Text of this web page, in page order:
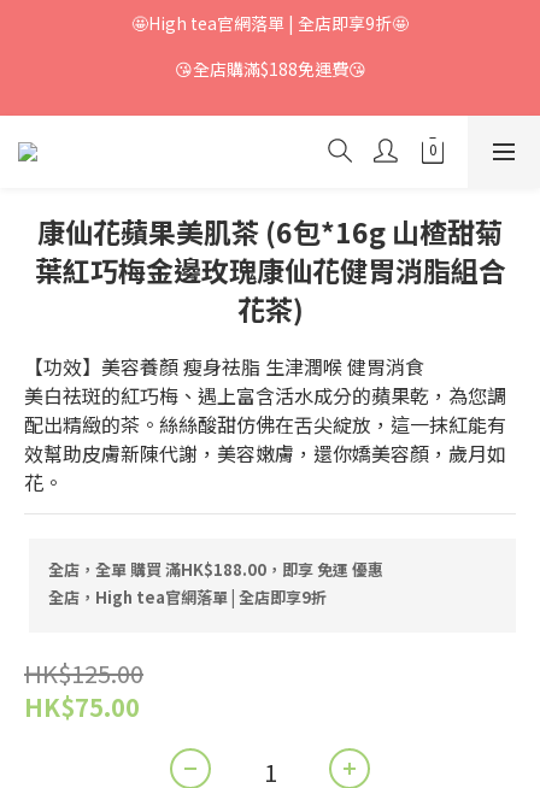
🤩High tea官網落單 | 全店即享9折🤩
😘全店購滿$188免運費😘
康仙花蘋果美肌茶 (6包*16g 山楂甜菊
葉紅巧梅金邊玫瑰康仙花健胃消脂組合
花茶)
【功效】美容養顏 瘦身祛脂 生津潤喉 健胃消食
美白祛斑的紅巧梅、遇上富含活水成分的蘋果乾，為您調
配出精緻的茶。絲絲酸甜仿佛在舌尖綻放，這一抹紅能有
效幫助皮膚新陳代謝，美容嫩膚，還你嬌美容顏，歲月如
花。
全店，全單 購買 滿HK$188.00，即享 免運 優惠
全店，High tea官網落單 | 全店即享9折
HK$125.00
HK$75.00